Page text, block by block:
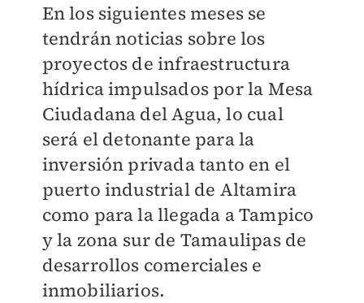
En los siguientes meses se
tendrán noticias sobre los
proyectos de infraestructura
hídrica impulsados por la Mesa
Ciudadana del Agua, lo cual
será el detonante para la
inversión privada tanto en el
puerto industrial de Altamira
como para la llegada a Tampico
y la zona sur de Tamaulipas de
desarrollos comerciales e
inmobiliarios.